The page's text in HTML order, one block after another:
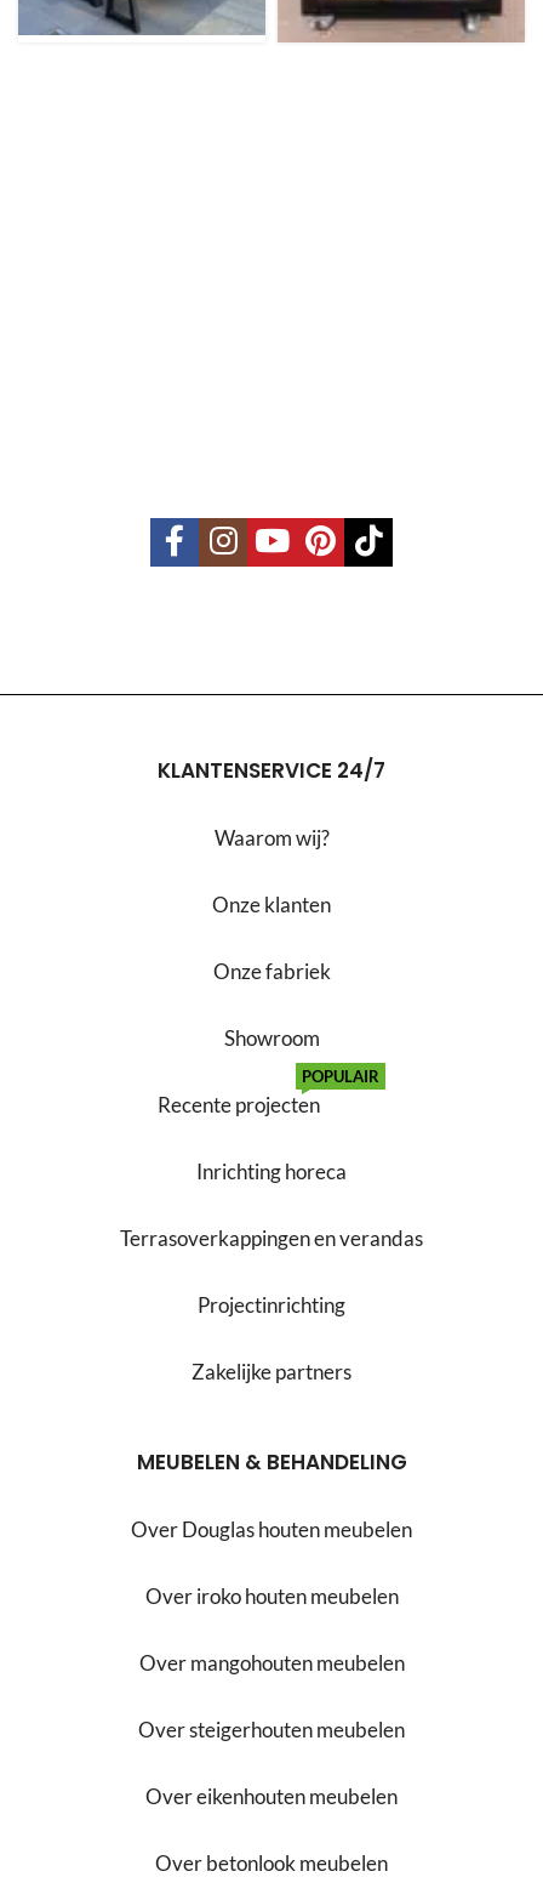
KLANTENSERVICE 24/7
Waarom wij?
Onze klanten
Onze fabriek
Showroom
Recente projecten
POPULAIR
Inrichting horeca
Terrasoverkappingen en verandas
Projectinrichting
Zakelijke partners
MEUBELEN & BEHANDELING
Over Douglas houten meubelen
Over iroko houten meubelen
Over mangohouten meubelen
Over steigerhouten meubelen
Over eikenhouten meubelen
Over betonlook meubelen